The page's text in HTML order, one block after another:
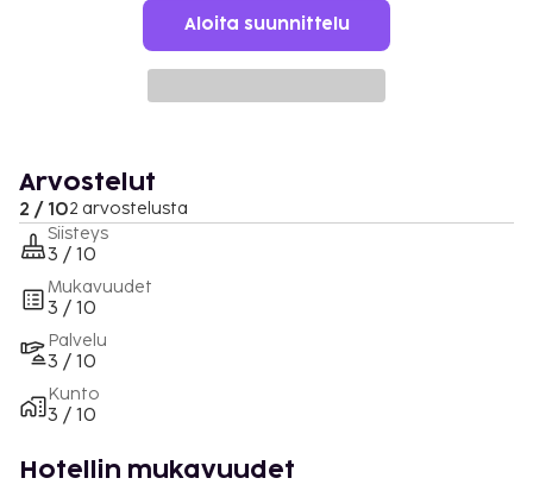
Aloita suunnittelu
Arvostelut
2 / 102 arvostelusta
Siisteys
3 / 10
Mukavuudet
3 / 10
Palvelu
3 / 10
Kunto
3 / 10
Hotellin mukavuudet